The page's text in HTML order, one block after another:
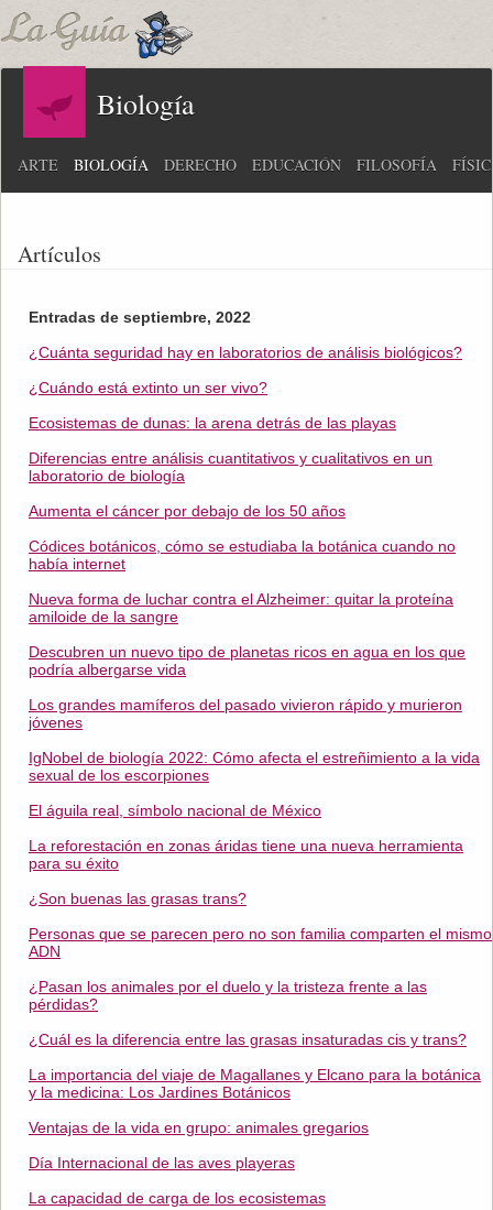
Biología
ARTE BIOLOGÍA DERECHO EDUCACIÓN FILOSOFÍA
Artículos
Entradas de septiembre, 2022
¿Cuánta seguridad hay en laboratorios de análisis biológicos?
¿Cuándo está extinto un ser vivo?
Ecosistemas de dunas: la arena detrás de las playas
Diferencias entre análisis cuantitativos y cualitativos en un
laboratorio de biología
Aumenta el cáncer por debajo de los 50 años
Códices botánicos, cómo se estudiaba la botánica cuando no
había internet
Nueva forma de luchar contra el Alzheimer: quitar la proteína
amiloide de la sangre
Descubren un nuevo tipo de planetas ricos en agua en los que
podría albergarse vida
Los grandes mamíferos del pasado vivieron rápido y murieron
jóvenes
IgNobel de biología 2022: Cómo afecta el estreñimiento a la vida
sexual de los escorpiones
El águila real, símbolo nacional de México
La reforestación en zonas áridas tiene una nueva herramienta
para su éxito
¿Son buenas las grasas trans?
Personas que se parecen pero no son familia comparten el mismo
ADN
¿Pasan los animales por el duelo y la tristeza frente a las
pérdidas?
¿Cuál es la diferencia entre las grasas insaturadas cis y trans?
La importancia del viaje de Magallanes y Elcano para la botánica
y la medicina: Los Jardines Botánicos
Ventajas de la vida en grupo: animales gregarios
Día Internacional de las aves playeras
La capacidad de carga de los ecosistemas